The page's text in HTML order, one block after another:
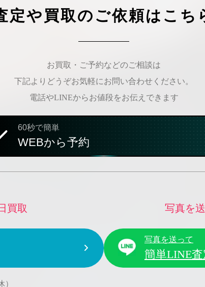
定や買取のご依頼はこち
お買取・ご予約などのご相談は
下記よりどうぞお気軽にお問い合わせください。
電話やLINEからお値段をお伝えできます
60秒で簡単
WEBから予約
買取
）
写真を
写真を送って
簡単LINE査